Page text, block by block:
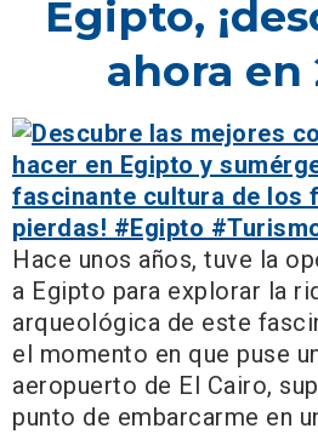
Egipto,
ahora en
Hace unos años, tuve la
a Egipto para explorar la
arqueológica de este
el momento en que puse
aeropuerto de El Cairo,
punto de embarcarme en